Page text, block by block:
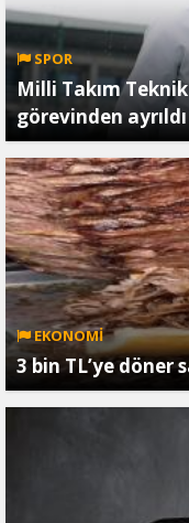
SPOR
Milli Takım
görevinden ayrıldı
EKONOMİ
3 bin TL’ye döner